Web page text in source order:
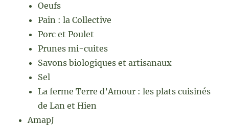
Oeufs
Pain : la Collective
Porc et Poulet
Prunes mi-cuites
Savons biologiques et artisanaux
Sel
La ferme Terre d’Amour : les plats cuisinés
de Lan et Hien
AmapJ